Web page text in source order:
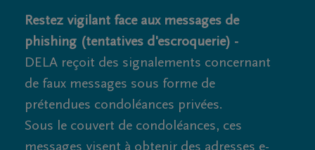
Restez vigilant face aux messages de
phishing (tentatives d'escroquerie) -
DELA reçoit des signalements concernant
de faux messages sous forme de
prétendues condoléances privées.
Sous le couvert de condoléances, ces
messages visent à obtenir des adresses e-